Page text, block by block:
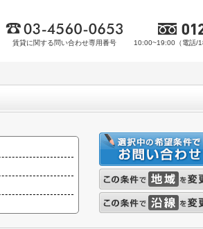
賃貸に関する問い合わせ専用番号 10:00~19:00（電話/